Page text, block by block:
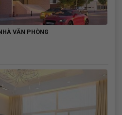
VĂN PHÒNG